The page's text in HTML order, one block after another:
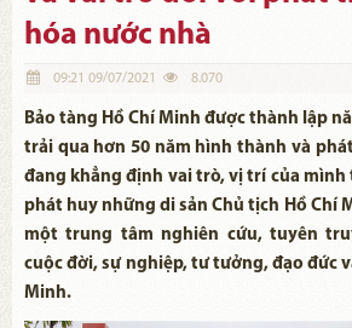
hóa nước nhà
09:21 09/07/2021 8.070
Bảo tàng Hồ Chí Minh được thành lập
trải qua hơn 50 năm hình thành và
đang khẳng định vai trò, vị trí của mình
phát huy những di sản Chủ tịch Hồ Chí
một trung tâm nghiên cứu, tuyên
cuộc đời, sự nghiệp, tư tưởng, đạo đức
Minh.